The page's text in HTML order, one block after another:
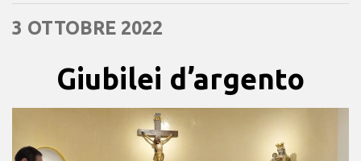
3 OTTOBRE 2022
Giubilei d’argento